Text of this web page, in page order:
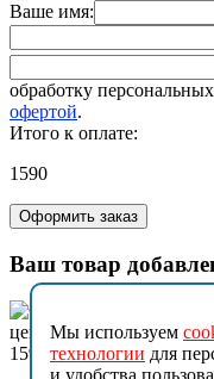
Ваше имя:
обработку
офертой.
Итого к оплате:
1590
Оформить заказ
Ваш товар
1590
Мы используем
технологии для
и удобства